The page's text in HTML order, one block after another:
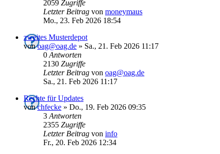
2059 Zugriffe
Letzter Beitrag von moneymaus
Mo., 23. Feb 2026 18:54
zweites Musterdepot
vonoag@oag.de » Sa., 21. Feb 2026 11:17
0 Antworten
2130 Zugriffe
Letzter Beitrag von oag@oag.de
Sa., 21. Feb 2026 11:17
Rechte für Updates
vonchfecke » Do., 19. Feb 2026 09:35
3 Antworten
2355 Zugriffe
Letzter Beitrag von info
Fr., 20. Feb 2026 12:34